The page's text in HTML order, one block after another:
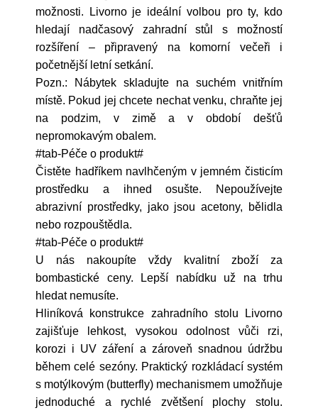
možnosti. Livorno je ideální volbou pro ty, kdo
hledají nadčasový zahradní stůl s možností
rozšíření – připravený na komorní večeři i
početnější letní setkání.
Pozn.: Nábytek skladujte na suchém vnitřním
místě. Pokud jej chcete nechat venku, chraňte jej
na podzim, v zimě a v období dešťů
nepromokavým obalem.
#tab-Péče o produkt#
Čistěte hadříkem navlhčeným v jemném čisticím
prostředku a ihned osušte. Nepoužívejte
abrazivní prostředky, jako jsou acetony, bělidla
nebo rozpouštědla.
#tab-Péče o produkt#
U nás nakoupíte vždy kvalitní zboží za
bombastické ceny. Lepší nabídku už na trhu
hledat nemusíte.
Hliníková konstrukce zahradního stolu Livorno
zajišťuje lehkost, vysokou odolnost vůči rzi,
korozi i UV záření a zároveň snadnou údržbu
během celé sezóny. Praktický rozkládací systém
s motýlkovým (butterfly) mechanismem umožňuje
jednoduché a rychlé zvětšení plochy stolu.